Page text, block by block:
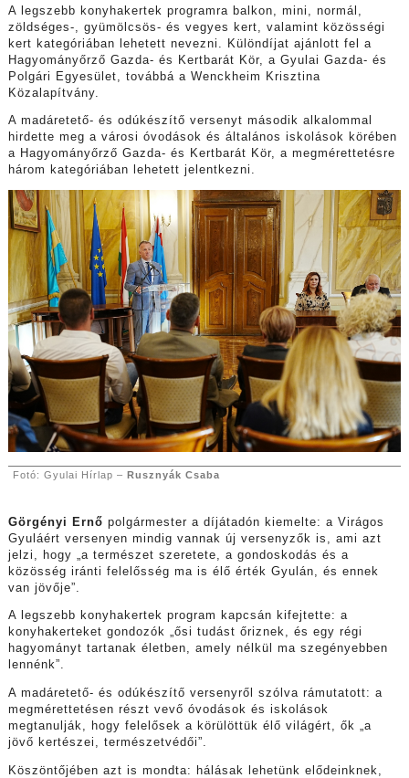
A legszebb konyhakertek programra balkon, mini, normál,
zöldséges-, gyümölcsös- és vegyes kert, valamint közösségi
kert kategóriában lehetett nevezni. Különdíjat ajánlott fel a
Hagyományőrző Gazda- és Kertbarát Kör, a Gyulai Gazda- és
Polgári Egyesület, továbbá a Wenckheim Krisztina
Közalapítvány.
A madáretető- és odúkészítő versenyt második alkalommal
hirdette meg a városi óvodások és általános iskolások körében
a Hagyományőrző Gazda- és Kertbarát Kör, a megmérettetésre
három kategóriában lehetett jelentkezni.
Fotó: Gyulai Hírlap – Rusznyák Csaba
Görgényi Ernő polgármester a díjátadón kiemelte: a Virágos
Gyuláért versenyen mindig vannak új versenyzők is, ami azt
jelzi, hogy „a természet szeretete, a gondoskodás és a
közösség iránti felelősség ma is élő érték Gyulán, és ennek
van jövője”.
A legszebb konyhakertek program kapcsán kifejtette: a
konyhakerteket gondozók „ősi tudást őriznek, és egy régi
hagyományt tartanak életben, amely nélkül ma szegényebben
lennénk”.
A madáretető- és odúkészítő versenyről szólva rámutatott: a
megmérettetésen részt vevő óvodások és iskolások
megtanulják, hogy felelősek a körülöttük élő világért, ők „a
jövő kertészei, természetvédői”.
Köszöntőjében azt is mondta: hálásak lehetünk elődeinknek,